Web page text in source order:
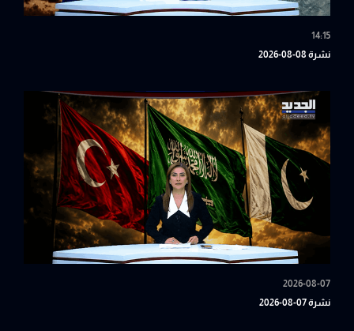
14:15
نشرة 08-08-2026
2026-08-07
نشرة 07-08-2026